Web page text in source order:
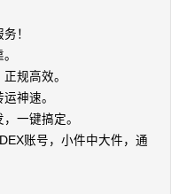
！
规高效。
神速。
一键搞定。
账号，小件中大件，通